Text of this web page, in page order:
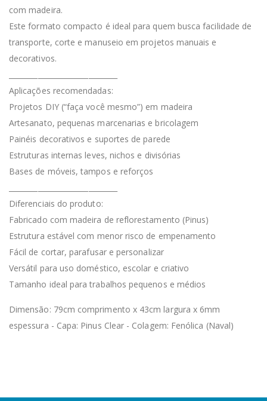
com madeira.
Este formato compacto é ideal para quem busca facilidade de
transporte, corte e manuseio em projetos manuais e
decorativos.
Aplicações recomendadas:
Projetos DIY (“faça você mesmo”) em madeira
Artesanato, pequenas marcenarias e bricolagem
Painéis decorativos e suportes de parede
Estruturas internas leves, nichos e divisórias
Bases de móveis, tampos e reforços
Diferenciais do produto:
Fabricado com madeira de reflorestamento (Pinus)
Estrutura estável com menor risco de empenamento
Fácil de cortar, parafusar e personalizar
Versátil para uso doméstico, escolar e criativo
Tamanho ideal para trabalhos pequenos e médios
Dimensão: 79cm comprimento x 43cm largura x 6mm
espessura - Capa: Pinus Clear - Colagem: Fenólica (Naval)